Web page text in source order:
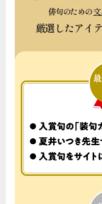
俳句のための
厳選したアイ